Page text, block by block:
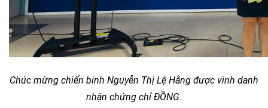
Chúc mừng chiến binh Nguyễn Thị Lệ Hằng được vinh danh
nhận chứng chỉ ĐỒNG.